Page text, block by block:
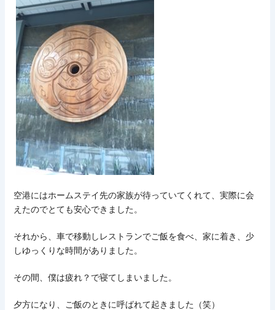
空港にはホームステイ先の家族が待っていてくれて、実際に会
えたのでとても安心できました。
それから、車で移動しレストランでご飯を食べ、家に着き、少
しゆっくりな時間がありました。
その間、僕は疲れ？で寝てしまいました。
夕方になり、ご飯のときに呼ばれて起きました（笑）